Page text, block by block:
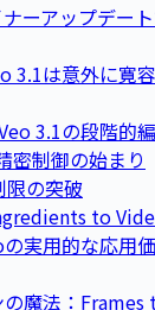
ーアップデー
3.1は意外に寛
3.1の段階的
密制御の始まり
限の突破
to
実用的な応用
魔法：